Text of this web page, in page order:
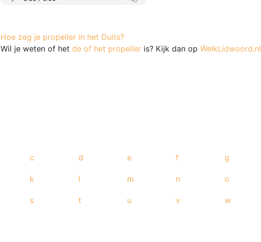
Hoe zeg je propeller in het Duits?
Wil je weten of het de of het propeller is? Kijk dan op WelkLidwoord.nl
c d e f g
k l m n o
s t u v w